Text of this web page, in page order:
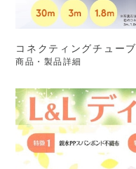
コネクティングチューブ
商品・製品詳細